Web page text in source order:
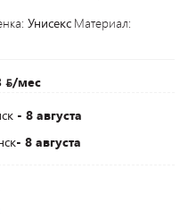
Унисекс Материал:
/мес
- 8 августа
- 8 августа